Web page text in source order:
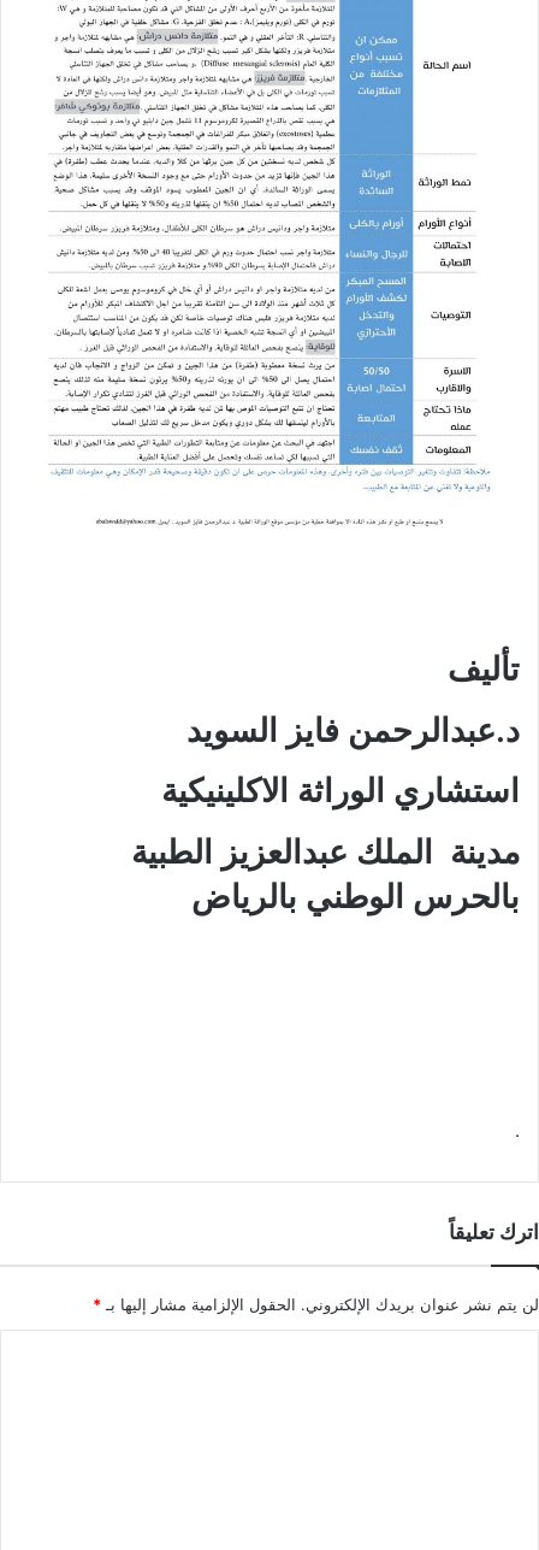
تأليف
د.عبدالرحمن فايز السويد
استشاري الوراثة الاكلينيكية
مدينة الملك عبدالعزيز الطبية
بالحرس الوطني بالرياض
.
اترك تعليقاً
لن يتم نشر عنوان بريدك الإلكتروني. الحقول الإلزامية مشار إليها بـ*